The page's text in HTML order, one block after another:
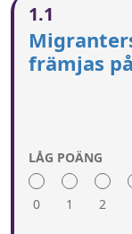
1.1
främjas
LÅG POÄNG
0 1 2